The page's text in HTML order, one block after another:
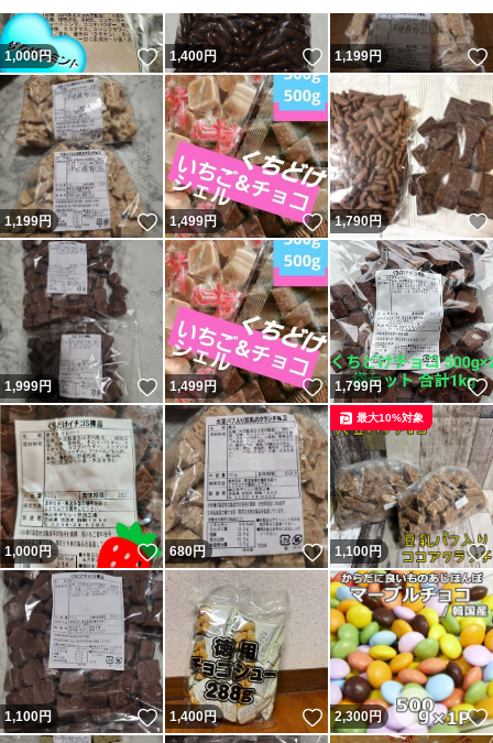
1,000円 いいね！
1,400円 いいね！
1,199円
1,199円 いいね！
1,499円 いいね！
1,790円
1,999円 いいね！
1,499円 いいね！
1,799円
1,000円 いいね！
680円 いいね！
1,100円
最大10%対象
1,100円 いいね！
1,400円 いいね！
2,300円